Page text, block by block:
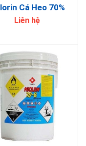
Cá Heo 70%
Liên hệ